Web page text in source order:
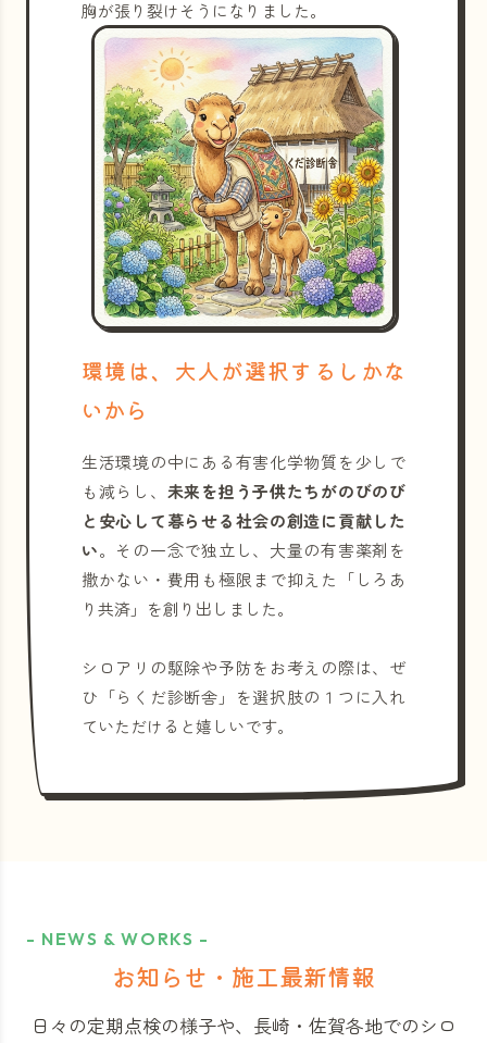
胸が張り裂けそうになりました。
環境は、大人が選択するしかな
いから
生活環境の中にある有害化学物質を少しで
も減らし、 未来を担う子供たちがのびのび
と安心して暮らせる社会の創造に貢献した
い。その一念で独立し、大量の有害薬剤を
撒かない・費用も極限まで抑えた「しろあ
り共済」を創り出しました。
シロアリの駆除や予防をお考えの際は、ぜ
ひ「らくだ診断舎」を選択肢の１つに入れ
ていただけると嬉しいです。
- NEWS & WORKS -
お知らせ・施工最新情報
日々の定期点検の様子や、長崎・佐賀各地でのシロ